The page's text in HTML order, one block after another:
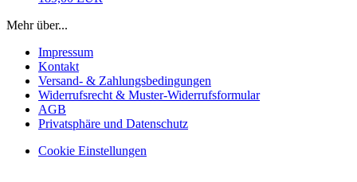
Mehr über...
Impressum
Kontakt
Versand- & Zahlungsbedingungen
Widerrufsrecht & Muster-Widerrufsformular
AGB
Privatsphäre und Datenschutz
Cookie Einstellungen